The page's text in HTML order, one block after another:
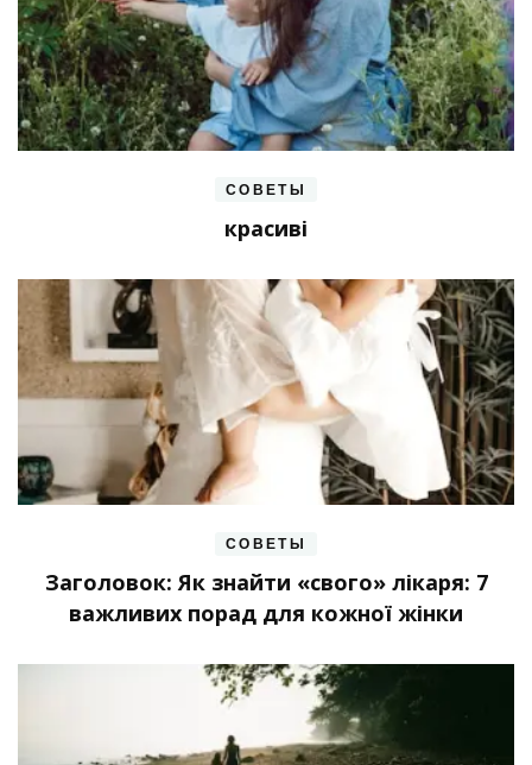
СОВЕТЫ
красиві
СОВЕТЫ
Заголовок: Як знайти «свого» лікаря: 7
важливих порад для кожної жінки